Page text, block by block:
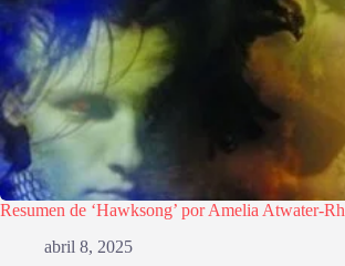
Resumen de ‘Hawksong’ por Amelia Atwater-
abril 8, 2025